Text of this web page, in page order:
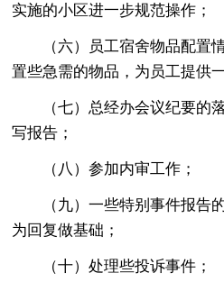
实施的小区进一步规范操作；
（六）员工宿舍物品配置
置些急需的物品，为员工提供
（七）总经办会议纪要的
写报告；
（八）参加内审工作；
（九）一些特别事件报告
为回复做基础；
（十）处理些投诉事件；